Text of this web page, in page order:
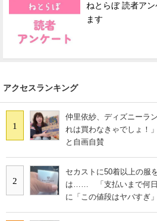
ねとらぼ 読者ア
ます
アクセスランキング
1
仲里依紗、ディズニーラ
れは買わなきゃでしょ！
と自画自賛
2
セカストに50着以上の服
は…… 「支払いまで何日
に「この値段はヤバすぎ」